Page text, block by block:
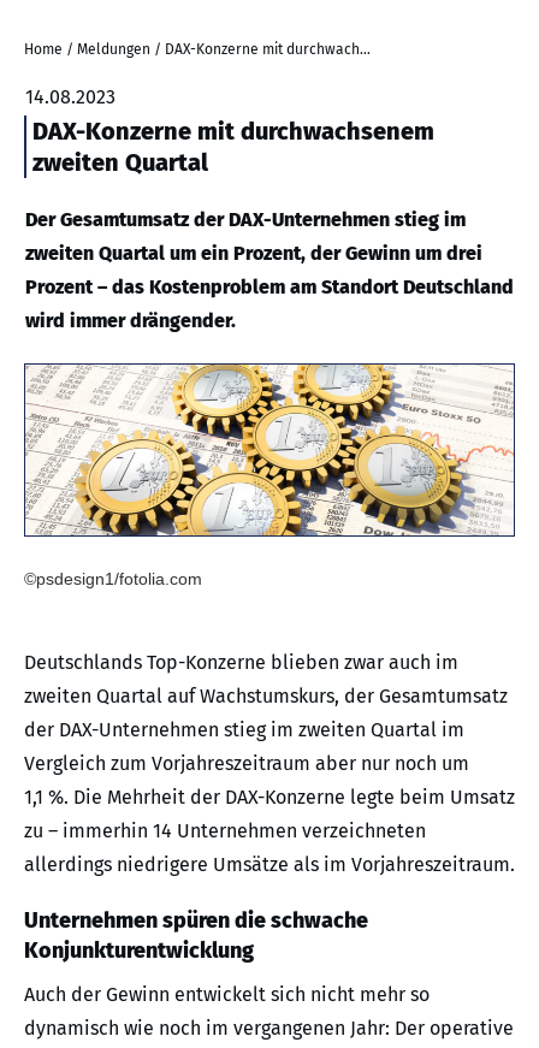
Home / Meldungen / DAX-Konzerne mit durchwachsenem zweiten Quartal
14.08.2023
DAX-Konzerne mit durchwachsenem
zweiten Quartal
Der Gesamtumsatz der DAX-Unternehmen stieg im
zweiten Quartal um ein Prozent, der Gewinn um drei
Prozent – das Kostenproblem am Standort Deutschland
wird immer drängender.
©psdesign1/fotolia.com
Deutschlands Top-Konzerne blieben zwar auch im
zweiten Quartal auf Wachstumskurs, der Gesamtumsatz
der DAX-Unternehmen stieg im zweiten Quartal im
Vergleich zum Vorjahreszeitraum aber nur noch um
1,1 %. Die Mehrheit der DAX-Konzerne legte beim Umsatz
zu – immerhin 14 Unternehmen verzeichneten
allerdings niedrigere Umsätze als im Vorjahreszeitraum.
Unternehmen spüren die schwache
Konjunkturentwicklung
Auch der Gewinn entwickelt sich nicht mehr so
dynamisch wie noch im vergangenen Jahr: Der operative